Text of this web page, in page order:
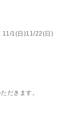
11/1(日)11/22(日)
だきます。